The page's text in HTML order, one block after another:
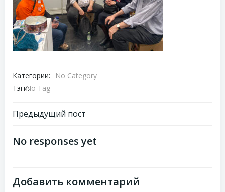
Категории:
No Category
Тэги:No Tag
Навигация
по
Предыдущий пост
No responses yet
Добавить комментарий